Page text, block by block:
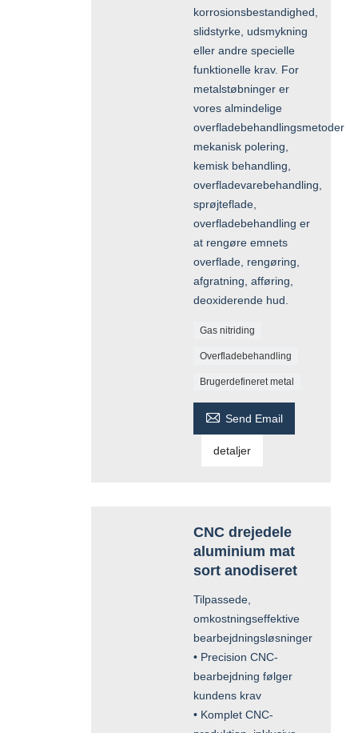
korrosionsbestandighed,
slidstyrke, udsmykning
eller andre specielle
funktionelle krav. For
metalstøbninger er
vores almindelige
overfladebehandlingsmetoder
mekanisk polering,
kemisk behandling,
overfladevarebehandling,
sprøjteflade,
overfladebehandling er
at rengøre emnets
overflade, rengøring,
afgratning, afføring,
deoxiderende hud.
Gas nitriding
Overfladebehandling
Brugerdefineret metal
 Send Email
detaljer
CNC drejedele
aluminium mat
sort anodiseret
Tilpassede,
omkostningseffektive
bearbejdningsløsninger
• Precision CNC-
bearbejdning følger
kundens krav
• Komplet CNC-